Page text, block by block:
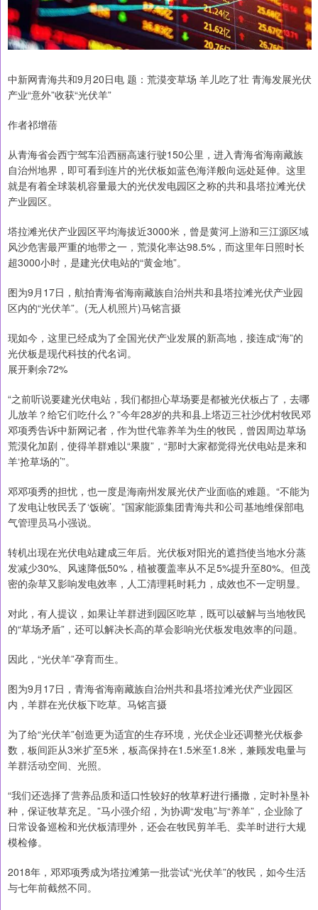
中新网青海共和9月20日电 题：荒漠变草场 羊儿吃了壮 青海发展光伏
产业“意外”收获“光伏羊”
作者祁增蓓
从青海省会西宁驾车沿西丽高速行驶150公里，进入青海省海南藏族
自治州地界，即可看到连片的光伏板如蓝色海洋般向远处延伸。这里
就是有着全球装机容量最大的光伏发电园区之称的共和县塔拉滩光伏
产业园区。
塔拉滩光伏产业园区平均海拔近3000米，曾是黄河上游和三江源区域
风沙危害最严重的地带之一，荒漠化率达98.5%，而这里年日照时长
超3000小时，是建光伏电站的“黄金地”。
图为9月17日，航拍青海省海南藏族自治州共和县塔拉滩光伏产业园
区内的“光伏羊”。(无人机照片)马铭言摄
现如今，这里已经成为了全国光伏产业发展的新高地，接连成“海”的
光伏板是现代科技的代名词。
展开剩余72%
“之前听说要建光伏电站，我们都担心草场要是都被光伏板占了，去哪
儿放羊？给它们吃什么？”今年28岁的共和县上塔迈三社沙优村牧民邓
邓项秀告诉中新网记者，作为世代靠养羊为生的牧民，曾因周边草场
荒漠化加剧，使得羊群难以“果腹”，“那时大家都觉得光伏电站是来和
羊‘抢草场的’”。
邓邓项秀的担忧，也一度是海南州发展光伏产业面临的难题。“不能为
了发电让牧民丢了‘饭碗’。”国家能源集团青海共和公司基地维保部电
气管理员马小强说。
转机出现在光伏电站建成三年后。光伏板对阳光的遮挡使当地水分蒸
发减少30%、风速降低50%，植被覆盖率从不足5%提升至80%。但茂
密的杂草又影响发电效率，人工清理耗时耗力，成效也不一定明显。
对此，有人提议，如果让羊群进到园区吃草，既可以破解与当地牧民
的“草场矛盾”，还可以解决长高的草会影响光伏板发电效率的问题。
因此，“光伏羊”孕育而生。
图为9月17日，青海省海南藏族自治州共和县塔拉滩光伏产业园区
内，羊群在光伏板下吃草。马铭言摄
为了给“光伏羊”创造更为适宜的生存环境，光伏企业还调整光伏板参
数，板间距从3米扩至5米，板高保持在1.5米至1.8米，兼顾发电量与
羊群活动空间、光照。
“我们还选择了营养品质和适口性较好的牧草籽进行播撒，定时补垦补
种，保证牧草充足。”马小强介绍，为协调“发电”与“养羊”，企业除了
日常设备巡检和光伏板清理外，还会在牧民剪羊毛、卖羊时进行大规
模检修。
2018年，邓邓项秀成为塔拉滩第一批尝试“光伏羊”的牧民，如今生活
与七年前截然不同。